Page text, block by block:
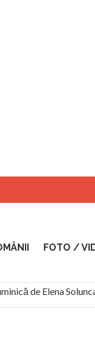
FOTO /
de Elena